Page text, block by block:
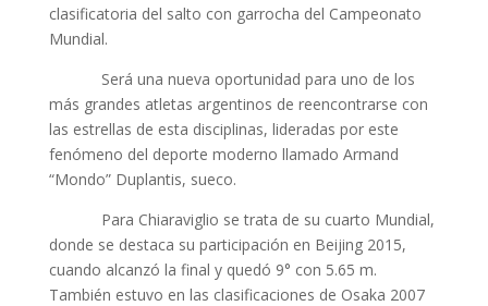
clasificatoria del salto con garrocha del Campeonato
Mundial.
Será una nueva oportunidad para uno de los
más grandes atletas argentinos de reencontrarse con
las estrellas de esta disciplinas, lideradas por este
fenómeno del deporte moderno llamado Armand
“Mondo” Duplantis, sueco.
Para Chiaraviglio se trata de su cuarto Mundial,
donde se destaca su participación en Beijing 2015,
cuando alcanzó la final y quedó 9° con 5.65 m.
También estuvo en las clasificaciones de Osaka 2007